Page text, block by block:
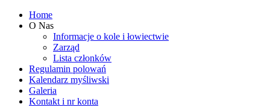
Home
O Nas
Informacje o kole i łowiectwie
Zarząd
Lista członków
Regulamin polowań
Kalendarz myśliwski
Galeria
Kontakt i nr konta